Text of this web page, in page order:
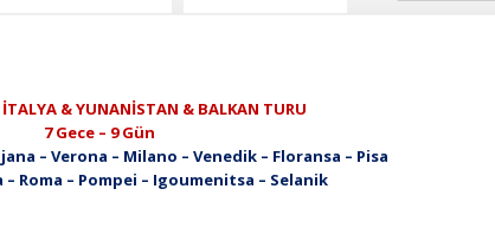
İTALYA & YUNANİSTAN & BALKAN TURU
7 Gece – 9 Gün
Verona – Milano – Venedik – Floransa – Pisa
– Igoumenitsa – Selanik